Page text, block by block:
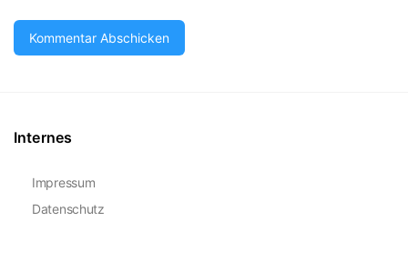
Internes
Impressum
Datenschutz